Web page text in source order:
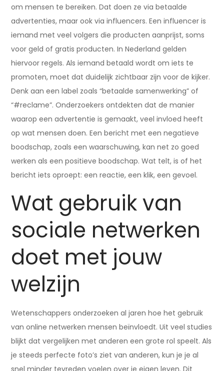
om mensen te bereiken. Dat doen ze via betaalde
advertenties, maar ook via influencers. Een influencer is
iemand met veel volgers die producten aanprijst, soms
voor geld of gratis producten. In Nederland gelden
hiervoor regels. Als iemand betaald wordt om iets te
promoten, moet dat duidelijk zichtbaar zijn voor de kijker.
Denk aan een label zoals “betaalde samenwerking” of
“#reclame”. Onderzoekers ontdekten dat de manier
waarop een advertentie is gemaakt, veel invloed heeft
op wat mensen doen. Een bericht met een negatieve
boodschap, zoals een waarschuwing, kan net zo goed
werken als een positieve boodschap. Wat telt, is of het
bericht iets oproept: een reactie, een klik, een gevoel.
Wat gebruik van
sociale netwerken
doet met jouw
welzijn
Wetenschappers onderzoeken al jaren hoe het gebruik
van online netwerken mensen beïnvloedt. Uit veel studies
blijkt dat vergelijken met anderen een grote rol speelt. Als
je steeds perfecte foto’s ziet van anderen, kun je je al
snel minder tevreden voelen over je eigen leven. Dit